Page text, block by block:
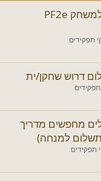
מחפשים שחקנים למשחק PF2e
תפקידים
מחפשים מדריך
למנחה)
תפקידים